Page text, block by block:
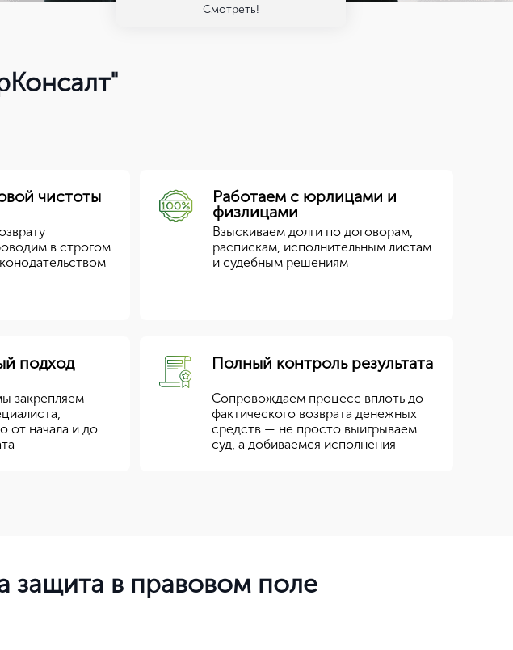
Смотреть!
чистоты
в строгом
Работаем с юрлицами и
физлицами
Взыскиваем долги по договорам,
распискам, исполнительным листам
и судебным решениям
подход
закрепляем
от начала и до
Полный контроль результата
Сопровождаем процесс вплоть до
фактического возврата денежных
средств — не просто выигрываем
суд, а добиваемся исполнения
защита в правовом поле